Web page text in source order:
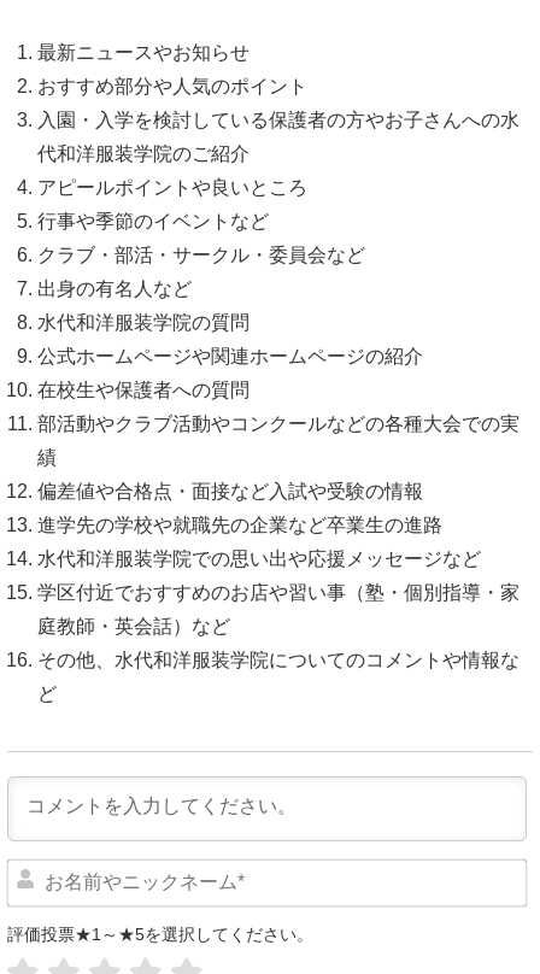
最新ニュースやお知らせ
おすすめ部分や人気のポイント
入園・入学を検討している保護者の方やお子さんへの水
代和洋服装学院のご紹介
アピールポイントや良いところ
行事や季節のイベントなど
クラブ・部活・サークル・委員会など
出身の有名人など
水代和洋服装学院の質問
公式ホームページや関連ホームページの紹介
在校生や保護者への質問
部活動やクラブ活動やコンクールなどの各種大会での実
績
偏差値や合格点・面接など入試や受験の情報
進学先の学校や就職先の企業など卒業生の進路
水代和洋服装学院での思い出や応援メッセージなど
学区付近でおすすめのお店や習い事（塾・個別指導・家
庭教師・英会話）など
その他、水代和洋服装学院についてのコメントや情報な
ど
評価投票★1～★5を選択してください。